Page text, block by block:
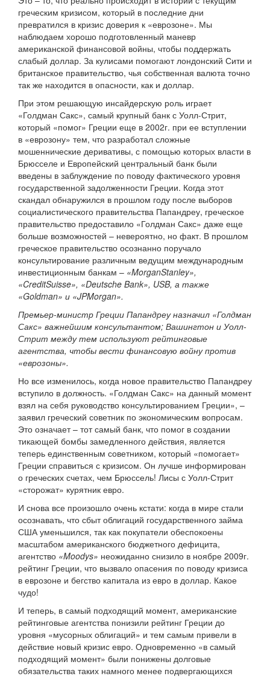
греческим кризисом, который в последние дни
превратился в кризис доверия к «еврозоне». Мы
наблюдаем хорошо подготовленный маневр
американской финансовой войны, чтобы поддержать
слабый доллар. За кулисами помогают лондонский Сити и
британское правительство, чья собственная валюта точно
так же находится в опасности, как и доллар.
При этом решающую инсайдерскую роль играет
«Голдман Сакс», самый крупный банк с Уолл-Стрит,
который «помог» Греции еще в 2002г. при ее вступлении
в «еврозону» тем, что разработал сложные
мошеннические деривативы, с помощью которых власти в
Брюсселе и Европейский центральный банк были
введены в заблуждение по поводу фактического уровня
государственной задолженности Греции. Когда этот
скандал обнаружился в прошлом году после выборов
социалистического правительства Папандреу, греческое
правительство предоставило «Голдман Сакс» даже еще
больше возможностей – невероятно, но факт. В прошлом
греческое правительство осознанно поручало
консультирование различным ведущим международным
инвестиционным банкам – «MorganStanley»,
«CreditSuisse», «Deutsche Bank», USB, а также
«Goldman» и «JPMorgan».
Премьер-министр Греции Папандреу назначил «Голдман
Сакс» важнейшим консультантом; Вашингтон и Уолл-
Стрит между тем используют рейтинговые
агентства, чтобы вести финансовую войну против
«еврозоны».
Но все изменилось, когда новое правительство Папандреу
вступило в должность. «Голдман Сакс» на данный момент
взял на себя руководство консультированием Греции», –
заявил греческий советник по экономическим вопросам.
Это означает – тот самый банк, что помог в создании
тикающей бомбы замедленного действия, является
теперь единственным советником, который «помогает»
Греции справиться с кризисом. Он лучше информирован
о греческих счетах, чем Брюссель! Лисы с Уолл-Стрит
«сторожат» курятник евро.
И снова все произошло очень кстати: когда в мире стали
осознавать, что сбыт облигаций государственного займа
США уменьшился, так как покупатели обеспокоены
масштабом американского бюджетного дефицита,
агентство «Moodys» неожиданно снизило в ноябре 2009г.
рейтинг Греции, что вызвало опасения по поводу кризиса
в еврозоне и бегство капитала из евро в доллар. Какое
чудо!
И теперь, в самый подходящий момент, американские
рейтинговые агентства понизили рейтинг Греции до
уровня «мусорных облигаций» и тем самым привели в
действие новый кризис евро. Одновременно «в самый
подходящий момент» были понижены долговые
обязательства таких намного менее подвергающихся